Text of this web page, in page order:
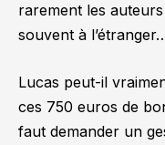
rarement les
souvent à
Lucas peut-il
ces 750 euros de
faut demander un